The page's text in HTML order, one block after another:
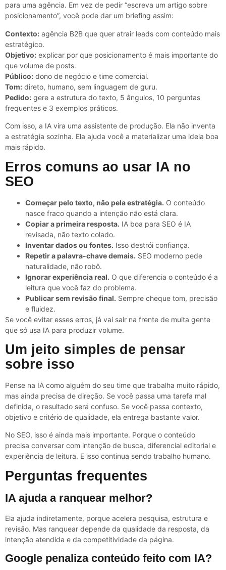
para uma agência. Em vez de pedir “escreva um artigo sobre
posicionamento”, você pode dar um briefing assim:
Contexto: agência B2B que quer atrair leads com conteúdo mais
estratégico.
Objetivo: explicar por que posicionamento é mais importante do
que volume de posts.
Público: dono de negócio e time comercial.
Tom: direto, humano, sem linguagem de guru.
Pedido: gere a estrutura do texto, 5 ângulos, 10 perguntas
frequentes e 3 exemplos práticos.
Com isso, a IA vira uma assistente de produção. Ela não inventa
a estratégia sozinha. Ela ajuda você a materializar uma ideia boa
mais rápido.
Erros comuns ao usar IA no
SEO
Começar pelo texto, não pela estratégia. O conteúdo
nasce fraco quando a intenção não está clara.
Copiar a primeira resposta. IA boa para SEO é IA
revisada, não texto colado.
Inventar dados ou fontes. Isso destrói confiança.
Repetir a palavra-chave demais. SEO moderno pede
naturalidade, não robô.
Ignorar experiência real. O que diferencia o conteúdo é a
leitura que você faz do problema.
Publicar sem revisão final. Sempre cheque tom, precisão
e fluidez.
Se você evitar esses erros, já vai sair na frente de muita gente
que só usa IA para produzir volume.
Um jeito simples de pensar
sobre isso
Pense na IA como alguém do seu time que trabalha muito rápido,
mas ainda precisa de direção. Se você passa uma tarefa mal
definida, o resultado será confuso. Se você passa contexto,
objetivo e critério de qualidade, ela entrega bastante valor.
No SEO, isso é ainda mais importante. Porque o conteúdo
precisa conversar com intenção de busca, diferencial editorial e
experiência de leitura. E isso continua sendo trabalho humano.
Perguntas frequentes
IA ajuda a ranquear melhor?
Ela ajuda indiretamente, porque acelera pesquisa, estrutura e
revisão. Mas ranquear depende da qualidade da resposta, da
intenção atendida e da competitividade da página.
Google penaliza conteúdo feito com IA?